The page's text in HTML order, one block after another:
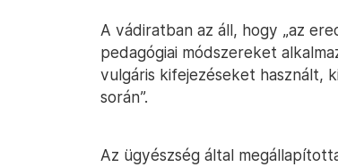
A vádiratban az áll, hogy „az
pedagógiai módszereket
vulgáris kifejezéseket használt,
során”.
Az ügyészség által